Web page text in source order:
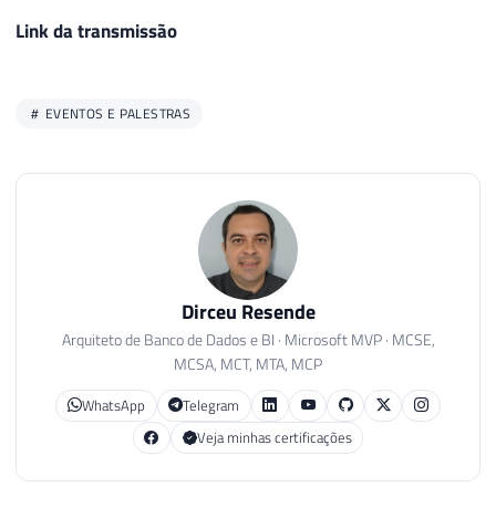
Link da transmissão
EVENTOS E PALESTRAS
Dirceu Resende
Arquiteto de Banco de Dados e BI · Microsoft MVP · MCSE,
MCSA, MCT, MTA, MCP
WhatsApp
Telegram
Veja minhas certificações